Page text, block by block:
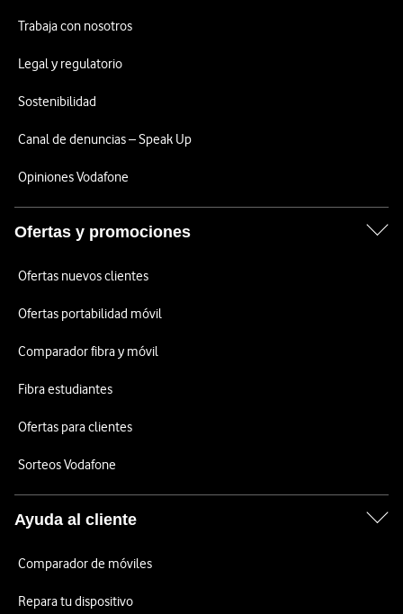
Trabaja con nosotros
Legal y regulatorio
Sostenibilidad
Canal de denuncias – Speak Up
Opiniones Vodafone
Ofertas y promociones
Ofertas nuevos clientes
Ofertas portabilidad móvil
Comparador fibra y móvil
Fibra estudiantes
Ofertas para clientes
Sorteos Vodafone
Ayuda al cliente
Comparador de móviles
Repara tu dispositivo